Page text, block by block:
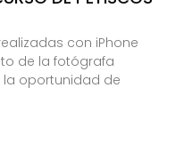
con iPhone
de la fotógrafa
la oportunidad de